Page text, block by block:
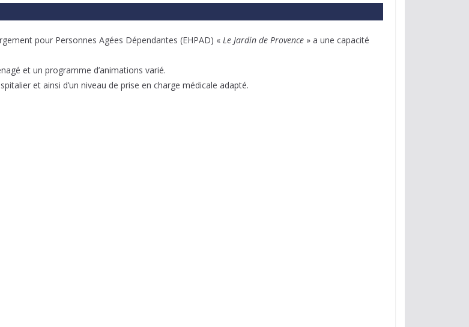
pour Personnes Agées Dépendantes (EHPAD) « Le Jardin de Provence » a une capacité
et un programme d’animations varié.
et ainsi d’un niveau de prise en charge médicale adapté.